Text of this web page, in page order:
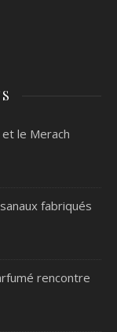
le Merach
fabriqués
rencontre